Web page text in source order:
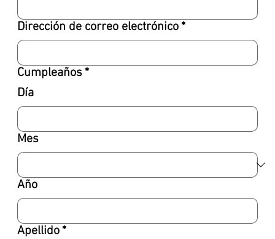
Dirección de correo electrónico *
Cumpleaños *
Día
Mes
Año
Apellido *